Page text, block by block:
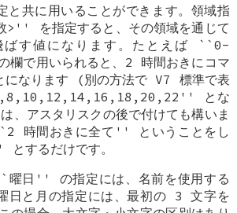
と共に用いることができます。領域指
を指定すると、その領域を通じて
ばす値になります。たとえば ``0-
で用いられると、2 時間おきにコマ
になります (別の方法で V7 標準で表
とな
、アスタリスクの後で付けても構いま
時間おきに全て'' ということをし
するだけです。
'' の指定には、名前を使用する
日と月の指定には、最初の 3 文字を